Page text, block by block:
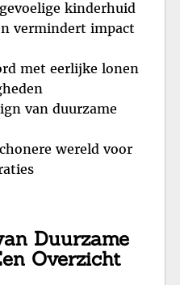
kinderhuid
vermindert impact
met eerlijke lonen
van duurzame
wereld voor
Duurzame
Overzicht